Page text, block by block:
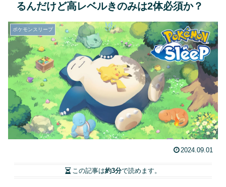
るんだけど高レベルきのみは2体必須か？
ポケモンスリープ
2024.09.01
この記事は約3分で読めます。